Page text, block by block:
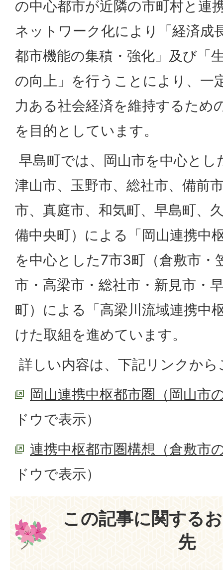
の中心都市が近隣の市町村と連
ネットワーク化により「経済成
都市機能の集積・強化」及び「
の向上」を行うことにより、一
力ある社会経済を維持するため
を目的としています。
早島町では、岡山市を中心とし
津山市、玉野市、総社市、備前
市、真庭市、和気町、早島町、
備中央町）による「岡山連携中
を中心とした7市3町（倉敷市・
市・高梁市・総社市・新見市・
町）による「高梁川流域連携中
けた取組を進めています。
詳しい内容は、下記リンクか
岡山連携中枢都市圏（岡山市
ドウで表示）
連携中枢都市圏構想（倉敷市
ドウで表示）
この記事に関する
先